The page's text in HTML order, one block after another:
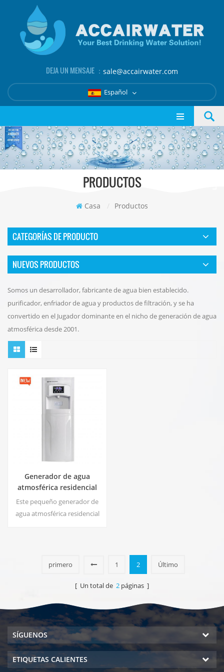
DEJA UN MENSAJE ： sale@accairwater.com
Español
PRODUCTOS
Casa / Productos
CATEGORÍAS DE PRODUCTO
NUEVOS PRODUCTOS
Somos un desarrollador, fabricante de agua bien establecido.
purificador, enfriador de agua y productos de filtración, y se ha
convertido en el Jugador dominante en el nicho de generación de agua
atmosférica desde 2001.
Generador de agua
atmosférica residencial
HE-88C
Este pequeño generador de
agua atmosférica residencial
de almacenamiento: 16 L
primero 1 2 Último
[ Un total de 2 páginas ]
SÍGUENOS
ETIQUETAS CALIENTES